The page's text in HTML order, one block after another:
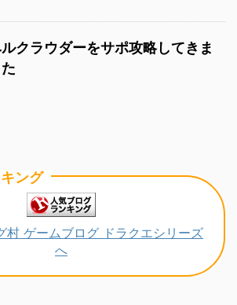
クラウダーをサポ攻略してきま
ング